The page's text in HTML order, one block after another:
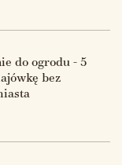
do ogrodu - 5
bez